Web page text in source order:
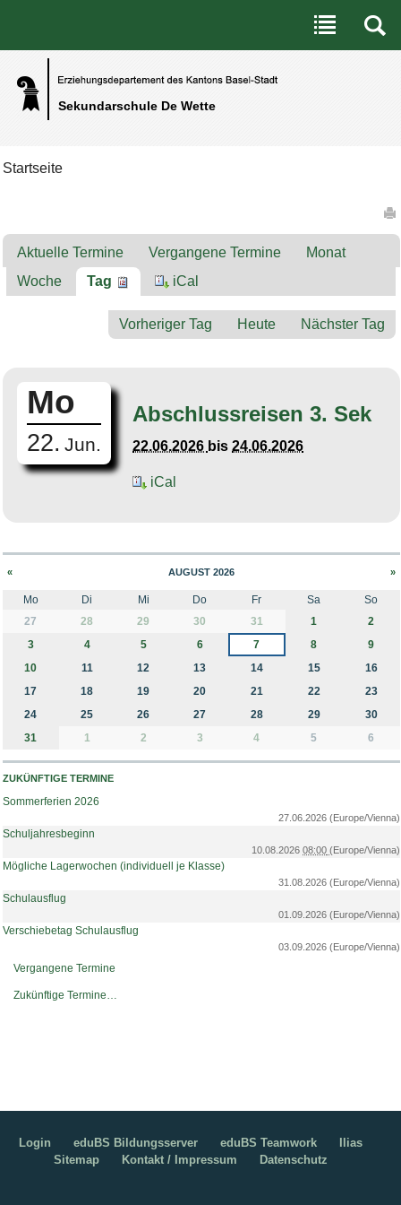
Sekundarschule De Wette
Benutzerspezifische Werkzeuge
Direkt zum Inhalt|Direkt zur Navigation
Startseite
Aktuelle Termine Vergangene Termine
Monat
Woche
Tag iCal
Vorheriger Tag Heute Nächster Tag
Mo
22. Jun.
Abschlussreisen 3. Sek
22.06.2026 bis24.06.2026
iCal
« AUGUST 2026 »
month-8
Mo Di Mi Do Fr Sa
So
27
28 29 30 31 1
2
3
4 5 6 7 8
9
10
11 12 13 14 15
16
17
18 19 20 21 22
23
24
25 26 27 28 29
30
31
1 2 3 4 5 6
ZUKÜNFTIGE TERMINE
Sommerferien 2026
27.06.2026(Europe/Vienna)
Schuljahresbeginn
10.08.202608:00 (Europe/Vienna)
Mögliche Lagerwochen (individuell je Klasse)
31.08.2026(Europe/Vienna)
Schulausflug
01.09.2026(Europe/Vienna)
Verschiebetag Schulausflug
03.09.2026(Europe/Vienna)
Vergangene Termine
Zukünftige Termine…
Login eduBS Bildungsserver eduBS Teamwork
Ilias
Sitemap
Kontakt / Impressum Datenschutz